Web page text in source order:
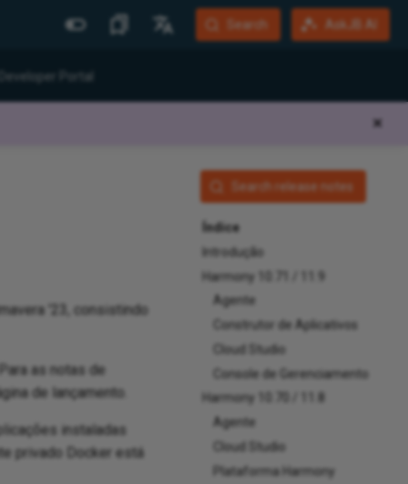
Mais Sites
Jitterbit Website
English
Search AskJB AI
Portal
✕
Search release notes
Índice
Introdução
Harmony 10.71 / 11.9
Agente
Construtor de Aplicativos
Cloud Studio
Console de Gerenciamento
Harmony 10.70 / 11.8
Agente
Cloud Studio
Plataforma Harmony
'23, consistindo
as notas de
de lançamento.
instaladas
privado Docker está